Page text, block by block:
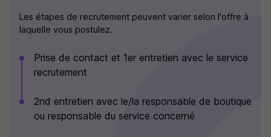
Les étapes de recrutement peuvent varier selon l'offre à
laquelle vous postulez.
Prise de contact et 1er entretien avec le service
recrutement
2nd entretien avec le/la responsable de boutique
ou responsable du service concerné